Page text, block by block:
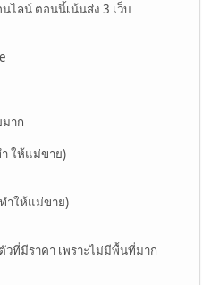
ไลน์ ตอนนี้เน้นส่ง 3 เว็บ
าก
ให้แม่ขาย)
ำให้แม่ขาย)
วที่มีราคา เพราะไม่มีพื้นที่มาก